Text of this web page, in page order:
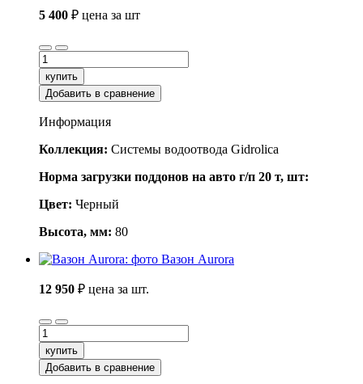
5 400 ₽ цена за шт
купить
Добавить в сравнение
Информация
Коллекция: Системы водоотвода Gidrolica
Норма загрузки поддонов на авто г/п 20 т, шт:
Цвет: Черный
Высота, мм: 80
Вазон Aurora
12 950 ₽ цена за шт.
купить
Добавить в сравнение